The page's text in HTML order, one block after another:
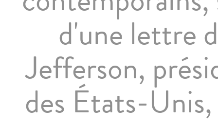
d'une lettre
Jefferson,
des États-